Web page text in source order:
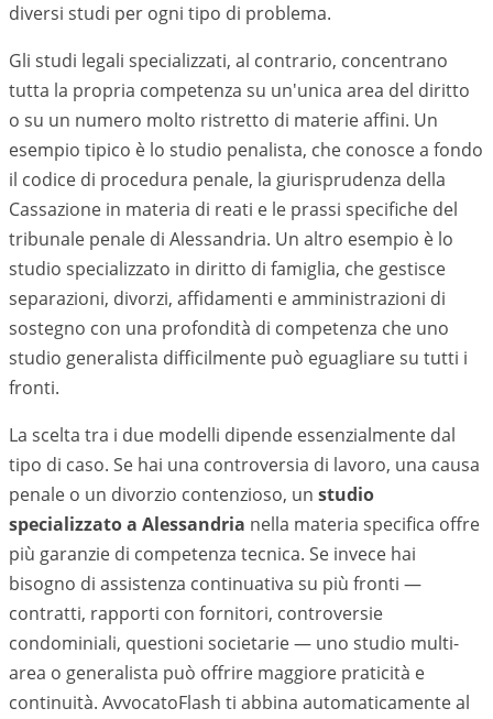
diversi studi per ogni tipo di problema.
Gli studi legali specializzati, al contrario, concentrano
tutta la propria competenza su un'unica area del diritto
o su un numero molto ristretto di materie affini. Un
esempio tipico è lo studio penalista, che conosce a fondo
il codice di procedura penale, la giurisprudenza della
Cassazione in materia di reati e le prassi specifiche del
tribunale penale di Alessandria. Un altro esempio è lo
studio specializzato in diritto di famiglia, che gestisce
separazioni, divorzi, affidamenti e amministrazioni di
sostegno con una profondità di competenza che uno
studio generalista difficilmente può eguagliare su tutti i
fronti.
La scelta tra i due modelli dipende essenzialmente dal
tipo di caso. Se hai una controversia di lavoro, una causa
penale o un divorzio contenzioso, un studio
specializzato a Alessandria nella materia specifica offre
più garanzie di competenza tecnica. Se invece hai
bisogno di assistenza continuativa su più fronti —
contratti, rapporti con fornitori, controversie
condominiali, questioni societarie — uno studio multi-
area o generalista può offrire maggiore praticità e
continuità. AvvocatoFlash ti abbina automaticamente al